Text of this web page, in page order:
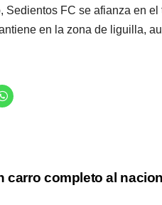
Sedientos FC se afianza en
en la zona de liguilla,
carro completo al